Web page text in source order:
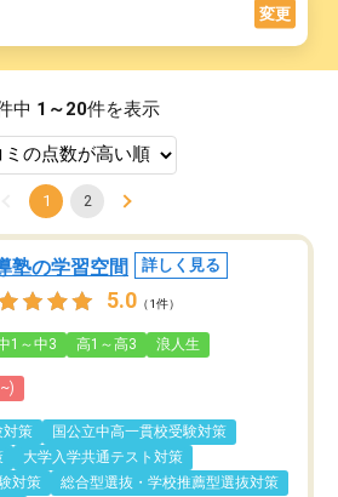
変更
中 1～20件を表示
1 2
塾の学習空間 詳しく見る
5.0 （1件）
1～中3 高1～高3 浪人生
対策
国公立中高一貫校受験対策
大学入学共通テスト対策
対策
総合型選抜・学校推薦型選抜対策